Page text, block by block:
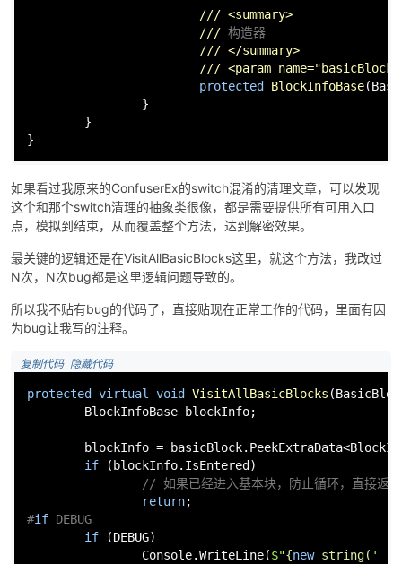
/// <summary>
/// 构造器
/// </summary>
/// <param
protected
BlockInfoBase(
}
}
}
如果看过我原来的ConfuserEx的switch混淆的清理文章，可以发现
这个和那个switch清理的抽象类很像，都是需要提供所有可用入口
点，模拟到结束，从而覆盖整个方法，达到解密效果。
最关键的逻辑还是在VisitAllBasicBlocks这里，就这个方法，我改过
N次，N次bug都是这里逻辑问题导致的。
所以我不贴有bug的代码了，直接贴现在正常工作的代码，里面有因
为bug让我写的注释。
复制代码 隐藏代码
protected virtual void VisitAllBasicBlocks (
BlockInfoBase blockInfo;
blockInfo =
if (blockInfo.IsEntered)
// 如果已经进入基本块，防止循环，直接返回
return
#if DEBUG
if (DEBUG)
Console.WriteLine($"{new string( ' '